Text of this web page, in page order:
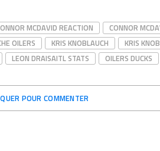
MCDAVID REACTION
CONNOR
OILERS KRIS KNOBLAUCH
KRIS
LEON DRAISAITL STATS OILERS DUCKS
POUR COMMENTER